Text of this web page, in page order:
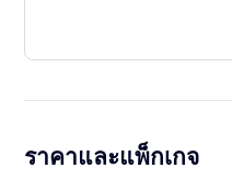
ราคาและแพ็กเกจ